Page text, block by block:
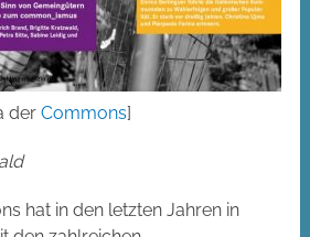
derCommons]
hat in den letzten Jahren in